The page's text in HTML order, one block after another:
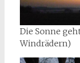
Die Sonne
Windrädern)